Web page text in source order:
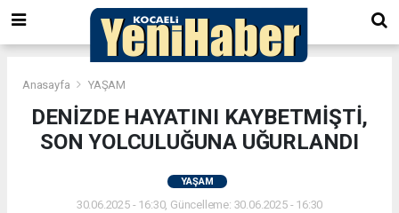
Anasayfa YAŞAM
DENİZDE HAYATINI KAYBETMİŞTİ,
SON YOLCULUĞUNA UĞURLANDI
YAŞAM
30.06.2025 - 16:30, Güncelleme: 30.06.2025 - 16:30